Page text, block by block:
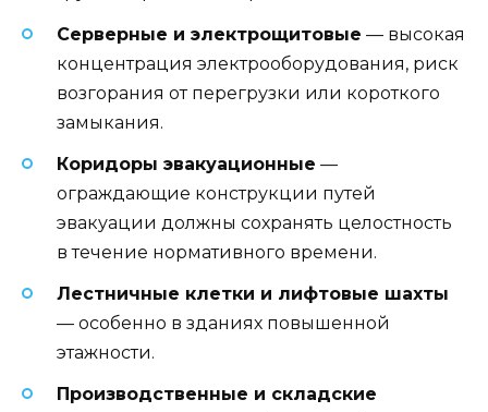
Серверные и электрощитовые — высокая
концентрация электрооборудования, риск
возгорания от перегрузки или короткого
замыкания.
Коридоры эвакуационные —
ограждающие конструкции путей
эвакуации должны сохранять целостность
в течение нормативного времени.
Лестничные клетки и лифтовые шахты
— особенно в зданиях повышенной
этажности.
Производственные и складские